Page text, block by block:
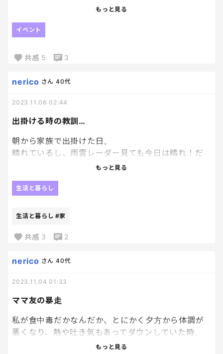
今後ともよろしくお願いします。
して、めっちゃ楽しかったから、次も参加しよう。
よかった。
もっと見る
イベント
共感 5 3
出掛ける時の教訓…
nerico さん 40代
2023.11.06 02:44
朝から家族で出掛けた日。
晴れているし、雨雲レーダー見ても今日は晴れ！だ
ったので、洗濯物をこれでもかとベランダに干して
「そうそう、お昼から降り出してなかなかやまない
詰んだ。
もっと見る
生活と暮らし
生活と暮らし #家
共感 3 2
ママ友の暴走
nerico さん 40代
2023.11.04 01:33
私が食中毒だかなんだか、とにかく夕方から体調が
悪くなり、熱や吐き気もあってダウンしていた時、
もっと見る